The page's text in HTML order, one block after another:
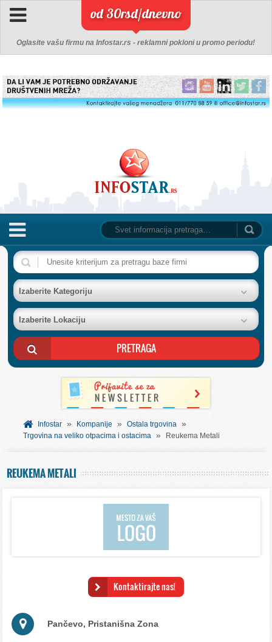
od 30rsd/dnevno
Oglasite vašu firmu na Infostar.rs - reklamni pokloni u promo periodu!
NASLOVNA
BAZA FIRMI
POSLOVNI OGLASI
AKCIJE I KATALOZI
BESPLATNI VAUČERI
SVET INFORMACIJA
Izaberite Kategoriju
Izaberite Lokaciju
Infostar » Kompanije » Ostala trgovina »
Trgovina na veliko otpacima i ostacima » Reukema Metali
REUKEMA METALI
Kontaktirajte nas!
Pančevo, Pristanišna Zona